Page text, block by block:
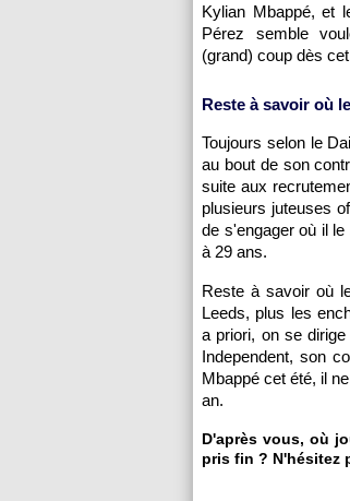
Kylian Mbappé, et
Pérez semble
(grand) coup dès
Reste à savoir où
Toujours selon le
au bout de son
suite aux
plusieurs juteuses
de s'engager où il
à 29 ans.
Reste à savoir où
Leeds, plus les
a priori, on se
Independent, son
Mbappé cet été, il
an.
D'après vous, où
pris fin ? N'hésitez